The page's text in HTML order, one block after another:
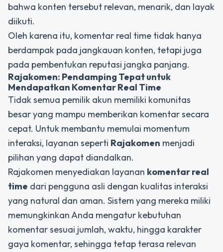
bahwa konten tersebut relevan, menarik, dan layak
diikuti.
Oleh karena itu, komentar real time tidak hanya
berdampak pada jangkauan konten, tetapi juga
pada pembentukan reputasi jangka panjang.
Rajakomen: Pendamping Tepat untuk
Mendapatkan Komentar Real Time
Tidak semua pemilik akun memiliki komunitas
besar yang mampu memberikan komentar secara
cepat. Untuk membantu memulai momentum
interaksi, layanan seperti Rajakomen menjadi
pilihan yang dapat diandalkan.
Rajakomen menyediakan layanan komentar real
time dari pengguna asli dengan kualitas interaksi
yang natural dan aman. Sistem yang mereka miliki
memungkinkan Anda mengatur kebutuhan
komentar sesuai jumlah, waktu, hingga karakter
gaya komentar, sehingga tetap terasa relevan